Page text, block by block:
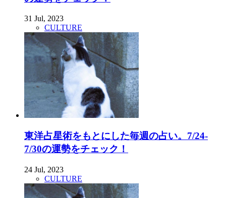
31 Jul, 2023
CULTURE
東洋占星術をもとにした毎週の占い。7/24-
7/30の運勢をチェック！
24 Jul, 2023
CULTURE